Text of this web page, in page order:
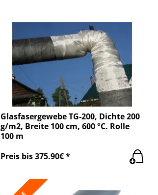
Glasfasergewebe TG-200, Dichte 200
g/m2, Breite 100 cm, 600 °C. Rolle
100 m
Preis bis 375.90€ *